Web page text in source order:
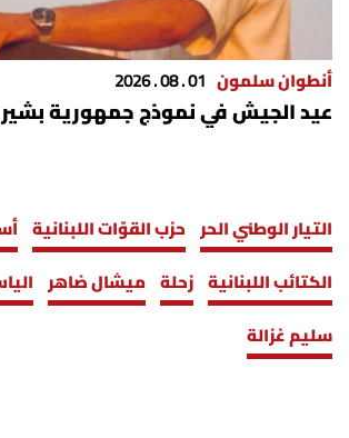
أنطوان سلمون 01 . 08 . 2026
عيد الجيش في نموذج جمهورية بشير
التيار الوطني الحر حزب القوّات اللبنانية
الكتائب اللبنانية زحلة ميشال ضاهر
سليم غزالة